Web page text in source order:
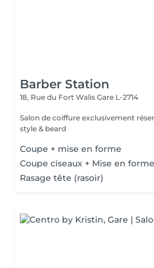
Barber Station
18, Rue du Fort Walis Gare L-2714
Salon de coiffure exclusivement
style & beard
Coupe + mise en forme
Coupe ciseaux + Mise en forme
Rasage tête (rasoir)